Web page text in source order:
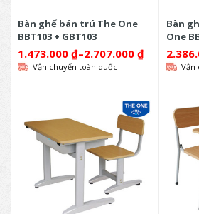
Bàn ghế bán trú The One
BBT103 + GBT103
1.473.000 ₫–2.707.000 ₫
Vận chuyển toàn quốc
Bàn
One
Vận